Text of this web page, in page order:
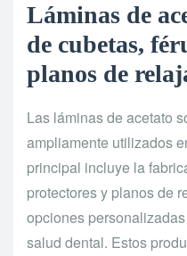
Láminas de
de cubetas,
planos de
Las láminas de acetato
ampliamente utilizados
principal incluye la
protectores y planos de
opciones
salud dental. Estos